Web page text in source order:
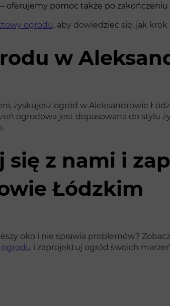
oferujemy pomoc także po
ogrodu, aby dowiedzieć się, jak
w
zyskujesz ogród w Aleksandrowie
ogrodowa jest dopasowana do stylu
się z nami i
Łódzkim
oko i nie sprawia problemów?
i zaprojektuj ogród swoich